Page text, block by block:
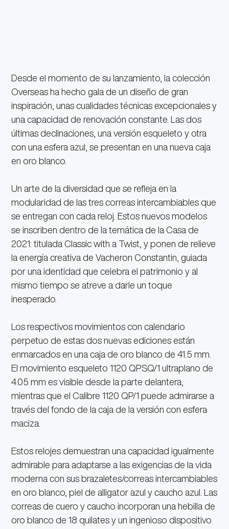
Desde el momento de su lanzamiento, la colección
Overseas ha hecho gala de un diseño de gran
inspiración, unas cualidades técnicas excepcionales y
una capacidad de renovación constante. Las dos
últimas declinaciones, una versión esqueleto y otra
con una esfera azul, se presentan en una nueva caja
en oro blanco.
Un arte de la diversidad que se refleja en la
modularidad de las tres correas intercambiables que
se entregan con cada reloj. Estos nuevos modelos
se inscriben dentro de la temática de la Casa de
2021: titulada Classic with a Twist, y ponen de relieve
la energía creativa de Vacheron Constantin, guiada
por una identidad que celebra el patrimonio y al
mismo tiempo se atreve a darle un toque
inesperado.
Los respectivos movimientos con calendario
perpetuo de estas dos nuevas ediciones están
enmarcados en una caja de oro blanco de 41.5 mm.
El movimiento esqueleto 1120 QPSQ/1 ultraplano de
4.05 mm es visible desde la parte delantera,
mientras que el Calibre 1120 QP/1 puede admirarse a
través del fondo de la caja de la versión con esfera
maciza.
Estos relojes demuestran una capacidad igualmente
admirable para adaptarse a las exigencias de la vida
moderna con sus brazaletes/correas intercambiables
en oro blanco, piel de alligator azul y caucho azul. Las
correas de cuero y caucho incorporan una hebilla de
oro blanco de 18 quilates y un ingenioso dispositivo